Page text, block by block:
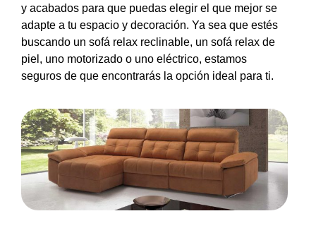
y acabados para que puedas elegir el que mejor se
adapte a tu espacio y decoración. Ya sea que estés
buscando un sofá relax reclinable, un sofá relax de
piel, uno motorizado o uno eléctrico, estamos
seguros de que encontrarás la opción ideal para ti.